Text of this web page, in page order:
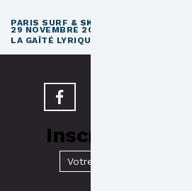
PARIS SURF & SKATEBOARD FILM
29 NOVEMBRE 2026
LA GAÎTÉ LYRIQUE · PARIS 3
Inscrivez-vous